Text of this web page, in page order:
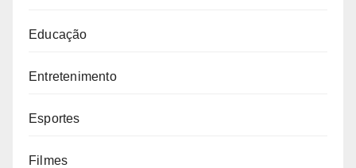
Educação
Entretenimento
Esportes
Filmes